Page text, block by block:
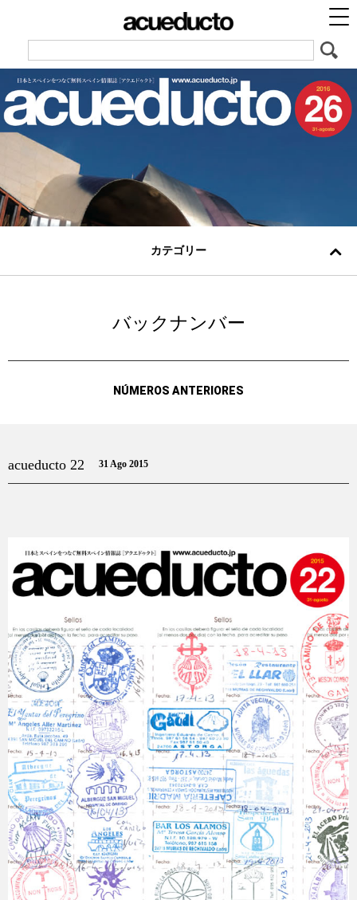
カテゴリー
バックナンバー
NÚMEROS ANTERIORES
acueducto 22 31 Ago 2015